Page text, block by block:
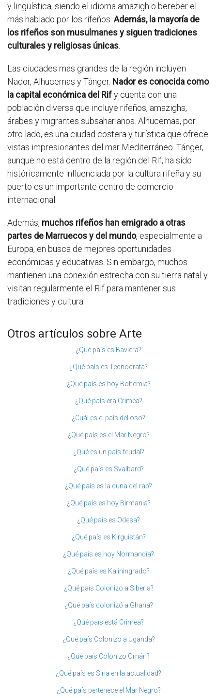
y lingüística, siendo el idioma amazigh o bereber el
más hablado por los rifeños. Además, la mayoría de
los rifeños son musulmanes y siguen tradiciones
culturales y religiosas únicas
Las ciudades más grandes de la región incluyen
Nador, Alhucemas y Tánger. Nador es conocida como
la capital económica del Rify cuenta con una
población diversa que incluye rifeños, amazighs,
árabes y migrantes subsaharianos. Alhucemas, por
otro lado, es una ciudad costera y turística que ofrece
vistas impresionantes del mar Mediterráneo. Tánger,
aunque no está dentro de la región del Rif, ha sido
históricamente influenciada por la cultura rifeña y su
puerto es un importante centro de comercio
internacional.
Además, muchos rifeños han emigrado a otras
partes de Marruecos y del mundo, especialmente a
Europa, en busca de mejores oportunidades
económicas y educativas. Sin embargo, muchos
mantienen una conexión estrecha con su tierra natal y
visitan regularmente el Rif para mantener sus
tradiciones y cultura.
Otros artículos sobre Arte
¿Qué país es Baviera?
¿Qué país es Tecnocrata?
¿Qué país es hoy Bohemia?
¿Qué país era Crimea?
¿Cuál es el país del oso?
¿Qué país es el Mar Negro?
¿Qué es un país feudal?
¿Qué país es Svalbard?
¿Qué país es la cuna del rap?
¿Qué país es hoy Birmania?
¿Qué país es Odesa?
¿Qué país es Kirguistán?
¿Qué país es hoy Normandía?
¿Qué país es Kaliningrado?
¿Qué país Colonizo a Siberia?
¿Qué país colonizó a Ghana?
¿Qué país está Crimea?
¿Qué país Colonizo a Uganda?
¿Qué país Colonizo Omán?
¿Qué país es Siria en la actualidad?
¿Qué país pertenece el Mar Negro?